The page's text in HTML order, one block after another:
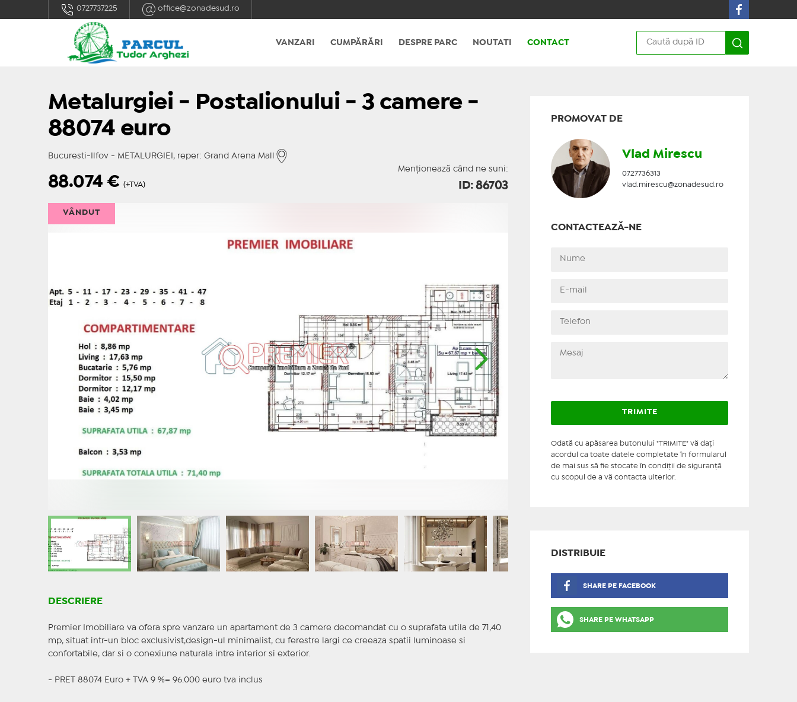
0727737225 office@zonadesud.ro
VANZARI CUMPĂRĂRI DESPRE PARC NOUTATI CONTACT
Metalurgiei - Postalionului - 3 camere -
88074 euro
Bucuresti-Ilfov - METALURGIEI, reper: Grand Arena Mall
Menționează când ne suni:
88.074€ (+TVA) ID: 86703
VÂNDUT
DESCRIERE
Premier Imobiliare va ofera spre vanzare un apartament de 3 camere decomandat cu o suprafata utila de 71,40
mp, situat intr-un bloc exclusivist,design-ul minimalist, cu ferestre largi ce creeaza spatii luminoase si
confortabile, dar si o conexiune naturala intre interior si exterior.
- PRET 88074 Euro + TVA 9 %= 96.000 euro tva inclus
PROMOVAT DE
Vlad Mirescu
0727736313
vlad.mirescu@zonadesud.ro
CONTACTEAZĂ-NE
Odată cu apăsarea butonului "TRIMITE" vă daţi
acordul ca toate datele completate în formularul
de mai sus să fie stocate în condiţii de siguranţă
cu scopul de a vă contacta ulterior.
DISTRIBUIE
SHARE PE FACEBOOK
SHARE PE WHATSAPP